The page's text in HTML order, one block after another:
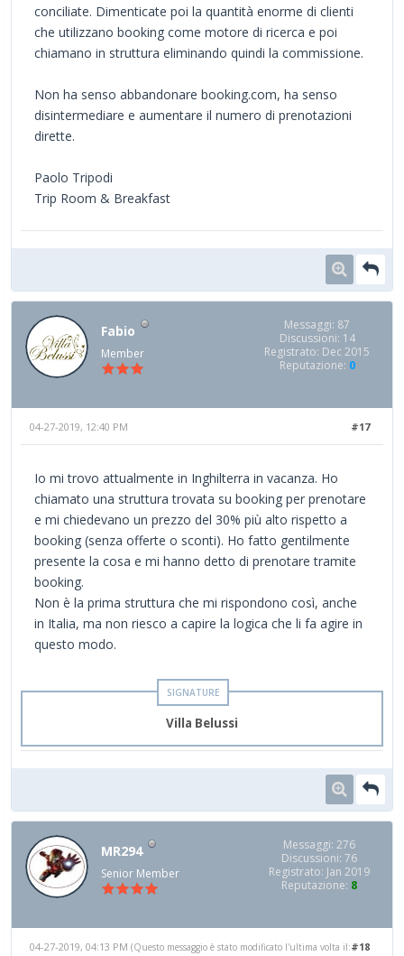
conciliate. Dimenticate poi la quantità enorme di clienti
che utilizzano booking come motore di ricerca e poi
chiamano in struttura eliminando quindi la commissione.
Non ha senso abbandonare booking.com, ha senso
disintermediare e aumentare il numero di prenotazioni
dirette.
Paolo Tripodi
Trip Room & Breakfast
Fabio
Member
Messaggi: 87
Discussioni: 14
Registrato: Dec 2015
Reputazione: 0
#17
04-27-2019, 12:40 PM
Io mi trovo attualmente in Inghilterra in vacanza. Ho
chiamato una struttura trovata su booking per prenotare
e mi chiedevano un prezzo del 30% più alto rispetto a
booking (senza offerte o sconti). Ho fatto gentilmente
presente la cosa e mi hanno detto di prenotare tramite
booking.
Non è la prima struttura che mi rispondono così, anche
in Italia, ma non riesco a capire la logica che li fa agire in
questo modo.
Villa Belussi
MR294
Senior Member
Messaggi: 276
Discussioni: 76
Registrato: Jan 2019
Reputazione: 8
#18
04-27-2019, 04:13 PM (Questo messaggio è stato modificato l'ultima volta il: